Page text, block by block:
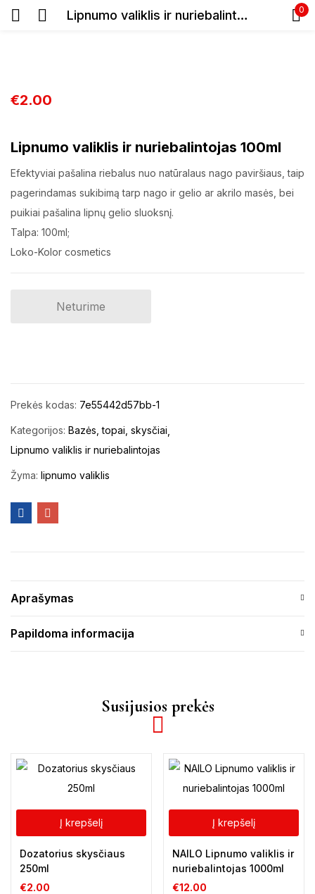
Lipnumo valiklis ir nuriebalintojas 100ml 0
€2.00
Lipnumo valiklis ir nuriebalintojas 100ml
Efektyviai pašalina riebalus nuo natūralaus nago paviršiaus, taip
pagerindamas sukibimą tarp nago ir gelio ar akrilo masės, bei
puikiai pašalina lipnų gelio sluoksnį.
Talpa: 100ml;
Loko-Kolor cosmetics
Neturime
Prekės kodas: 7e55442d57bb-1
Kategorijos: Bazės, topai, skysčiai
Lipnumo valiklis ir nuriebalintojas
Žyma: lipnumo valiklis
Aprašymas
Papildoma informacija
Susijusios prekės
Į krepšelį
Dozatorius skysčiaus
250ml
€2.00
Į krepšelį
NAILO Lipnumo valiklis ir
nuriebalintojas 1000ml
€12.00